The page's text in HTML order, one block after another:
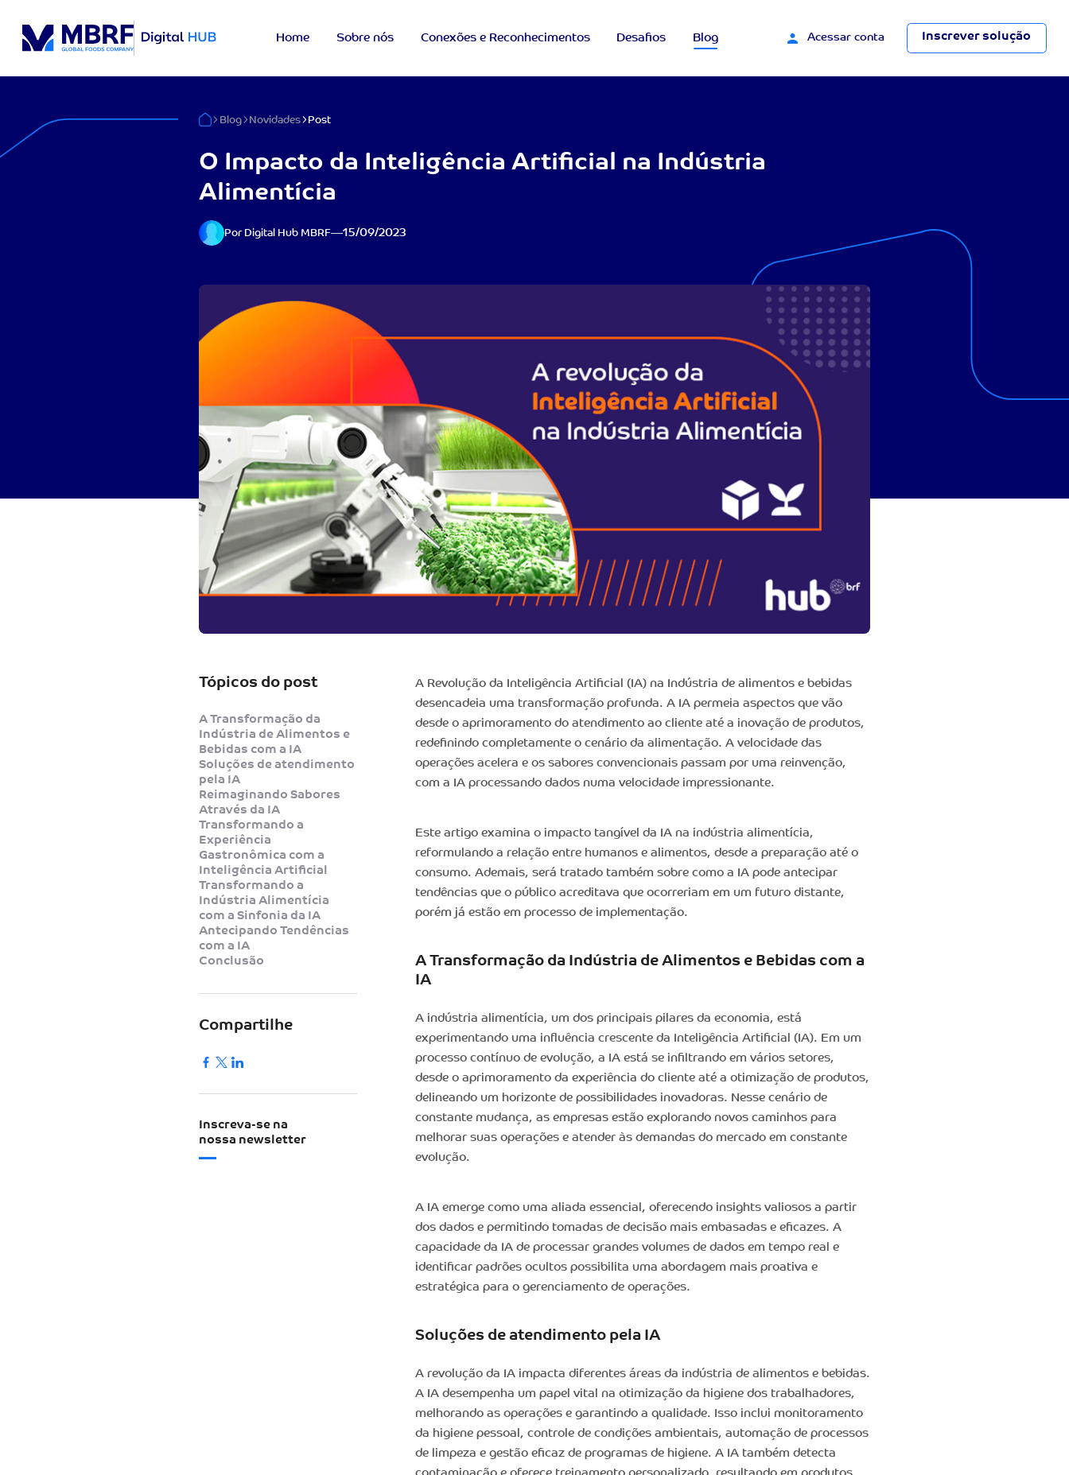
Home Sobre nós Conexões e Reconhecimentos Desafios Blog Acessar conta Inscrever solução
Blog Novidades Post
O Impacto da Inteligência Artificial na Indústria
Alimentícia
Por Digital Hub MBRF 15/09/2023
Tópicos do post
A Transformação da
Indústria de Alimentos e
Bebidas com a IA
Soluções de atendimento
pela IA
Reimaginando Sabores
Através da IA
Transformando a
Experiência
Gastronômica com a
Inteligência Artificial
Transformando a
Indústria Alimentícia
com a Sinfonia da IA
Antecipando Tendências
com a IA
Conclusão
Compartilhe
Inscreva-se na
nossa newsletter
A Revolução da Inteligência Artificial (IA) na Indústria de alimentos e bebidas
desencadeia uma transformação profunda. A IA permeia aspectos que vão
desde o aprimoramento do atendimento ao cliente até a inovação de produtos,
redefinindo completamente o cenário da alimentação. A velocidade das
operações acelera e os sabores convencionais passam por uma reinvenção,
com a IA processando dados numa velocidade impressionante.
Este artigo examina o impacto tangível da IA na indústria alimentícia,
reformulando a relação entre humanos e alimentos, desde a preparação até o
consumo. Ademais, será tratado também sobre como a IA pode antecipar
tendências que o público acreditava que ocorreriam em um futuro distante,
porém já estão em processo de implementação.
A Transformação da Indústria de Alimentos e Bebidas com a
IA
A indústria alimentícia, um dos principais pilares da economia, está
experimentando uma influência crescente da Inteligência Artificial (IA). Em um
processo contínuo de evolução, a IA está se infiltrando em vários setores,
desde o aprimoramento da experiência do cliente até a otimização de produtos,
delineando um horizonte de possibilidades inovadoras. Nesse cenário de
constante mudança, as empresas estão explorando novos caminhos para
melhorar suas operações e atender às demandas do mercado em constante
evolução.
A IA emerge como uma aliada essencial, oferecendo insights valiosos a partir
dos dados e permitindo tomadas de decisão mais embasadas e eficazes. A
capacidade da IA de processar grandes volumes de dados em tempo real e
identificar padrões ocultos possibilita uma abordagem mais proativa e
estratégica para o gerenciamento de operações.
Soluções de atendimento pela IA
A revolução da IA impacta diferentes áreas da indústria de alimentos e bebidas.
A IA desempenha um papel vital na otimização da higiene dos trabalhadores,
melhorando as operações e garantindo a qualidade. Isso inclui monitoramento
da higiene pessoal, controle de condições ambientais, automação de processos
de limpeza e gestão eficaz de programas de higiene. A IA também detecta